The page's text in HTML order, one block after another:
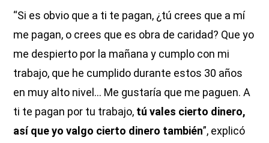
“Si es obvio que a ti te pagan, ¿tú crees que a mí
me pagan, o crees que es obra de caridad? Que yo
me despierto por la mañana y cumplo con mi
trabajo, que he cumplido durante estos 30 años
en muy alto nivel… Me gustaría que me paguen. A
ti te pagan por tu trabajo, tú vales cierto dinero,
así que yo valgo cierto dinero también”, explicó